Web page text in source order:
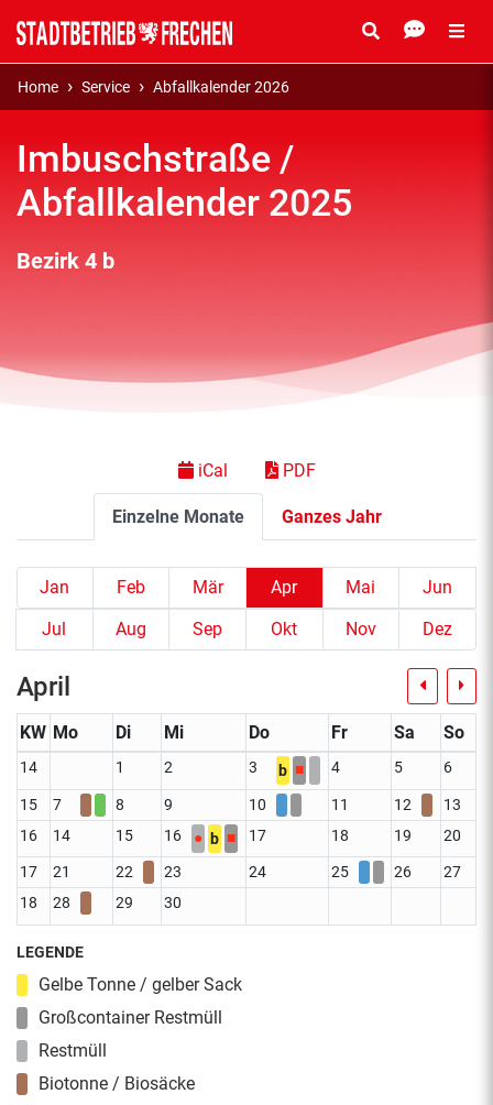
Home Service Abfallkalender 2026
Imbuschstraße /
Abfallkalender 2025
Bezirk 4 b
Einzelne Monate Ganzes Jahr
iCal PDF
Jan Feb Mär Apr Mai
Jun
Jul
Aug Sep Okt Nov Dez
April
KW Mo Di Mi Do Fr Sa So
14 1 2 3 b ■ 4 5 6
15 7 8 9 10 11 12
13
16
14 15 16 ● b ■ 17 18 19 20
17 21 22 23 24 25 26
27
18
28 29 30
LEGENDE
Gelbe Tonne / gelber Sack
Großcontainer Restmüll
Restmüll
Biotonne / Biosäcke